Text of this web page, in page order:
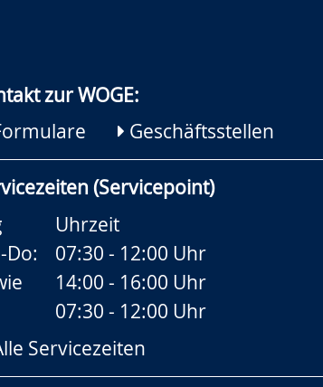
zur WOGE:
Geschäftsstellen
(Servicepoint)
Uhrzeit
Do:
07:30 - 12:00 Uhr
14:00 - 16:00 Uhr
07:30 - 12:00 Uhr
Servicezeiten